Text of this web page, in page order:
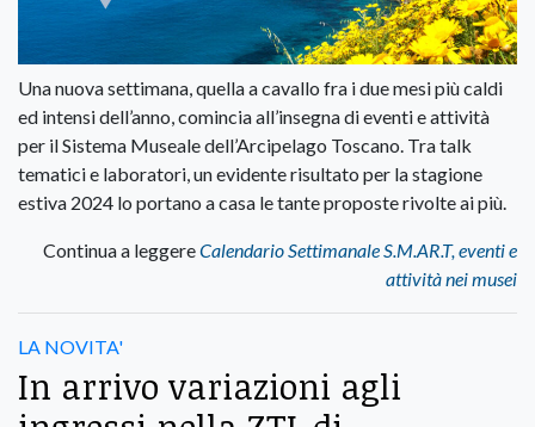
Una nuova settimana, quella a cavallo fra i due mesi più caldi
ed intensi dell’anno, comincia all’insegna di eventi e attività
per il Sistema Museale dell’Arcipelago Toscano. Tra talk
tematici e laboratori, un evidente risultato per la stagione
estiva 2024 lo portano a casa le tante proposte rivolte ai più.
Continua a leggereCalendario Settimanale S.M.AR.T, eventi e
attività nei musei
LA NOVITA'
In arrivo variazioni agli